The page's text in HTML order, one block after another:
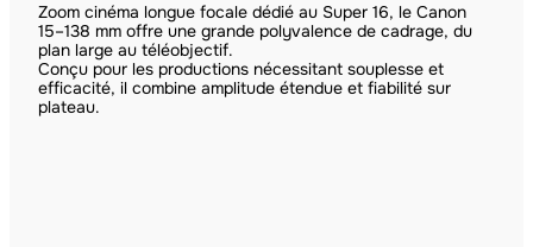
Zoom cinéma longue focale dédié au Super 16, le Canon
15–138 mm offre une grande polyvalence de cadrage, du
plan large au téléobjectif.
Conçu pour les productions nécessitant souplesse et
efficacité, il combine amplitude étendue et fiabilité sur
plateau.